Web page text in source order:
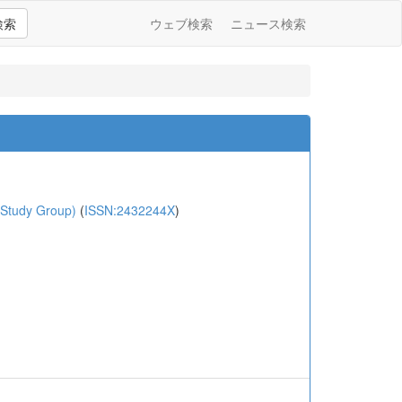
索 ウェブ検索 ニュース検索
Group) (ISSN:2432244X)